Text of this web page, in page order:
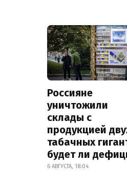
Россияне
уничтожили
склады с
продукцией
табачных
будет ли
6 АВГУСТА, 18:04